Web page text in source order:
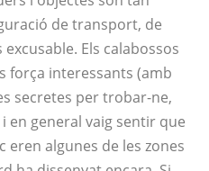
de transport, de
Els calabossos
força interessants (amb
secretes per trobar-ne,
en general vaig sentir que
eren algunes de les zones